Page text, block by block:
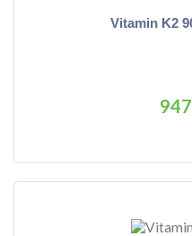
Vitamin K2